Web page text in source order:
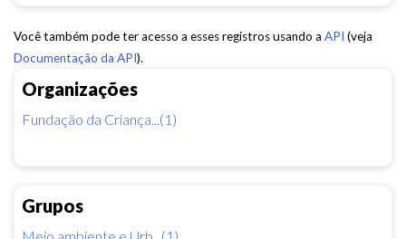
Organizações
Fundação da Criança...(1)
Grupos
Meio ambiente e Urb...(1)
Você também pode ter acesso a esses registros usando a API (veja
Documentação da API).